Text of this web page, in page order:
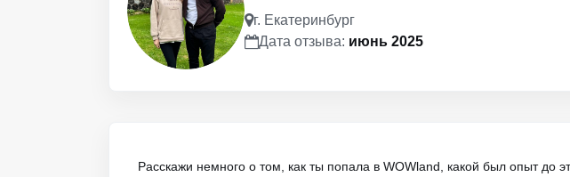
г. Екатеринбург
Дата отзыва: июнь 2025
Расскажи немного о том, как ты попала в WOWland, какой был опыт до